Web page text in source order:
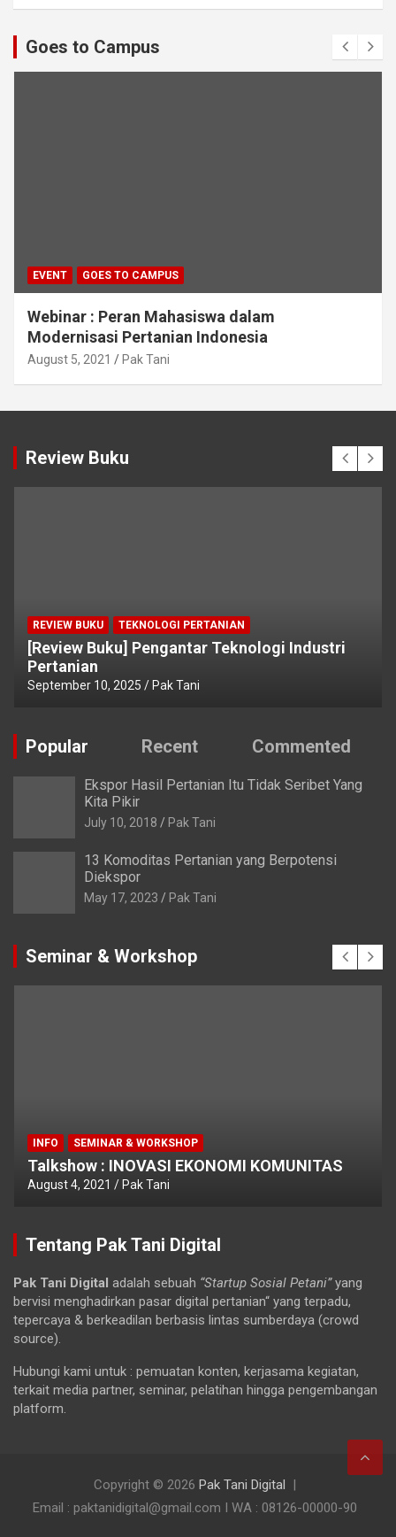
Goes to Campus
EVENT GOES TO CAMPUS
Webinar : Peran Mahasiswa dalam
Modernisasi Pertanian Indonesia
August 5, 2021 Pak Tani
Review Buku
REVIEW BUKU TEKNOLOGI PERTANIAN
[Review Buku] Pengantar Teknologi Industri
Pertanian
September 10, 2025 Pak Tani
Popular Recent Commented
Ekspor Hasil Pertanian Itu Tidak Seribet Yang
Kita Pikir
July 10, 2018 Pak Tani
13 Komoditas Pertanian yang Berpotensi
Diekspor
May 17, 2023 Pak Tani
Seminar & Workshop
INFO SEMINAR & WORKSHOP
Talkshow : INOVASI EKONOMI KOMUNITAS
August 4, 2021 Pak Tani
Tentang Pak Tani Digital
Pak Tani Digital adalah sebuah “Startup Sosial Petani”yang
bervisi menghadirkan pasar digital pertanian“ yang terpadu,
tepercaya & berkeadilan berbasis lintas sumberdaya (crowd
source).
Hubungi kami untuk : pemuatan konten, kerjasama kegiatan,
terkait media partner, seminar, pelatihan hingga pengembangan
platform.
Copyright © 2026 Pak Tani Digital
Email : paktanidigital@gmail.com I WA : 08126-00000-90